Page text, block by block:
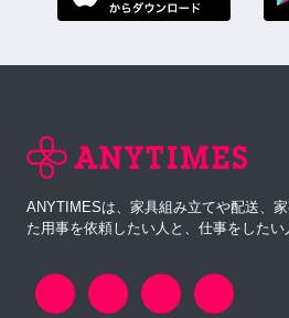
ANYTIMESは、家具組み立てや配送、
た用事を依頼したい人と、仕事をしたい